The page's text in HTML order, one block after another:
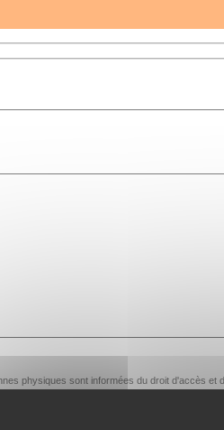
physiques sont informées du droit d'accès